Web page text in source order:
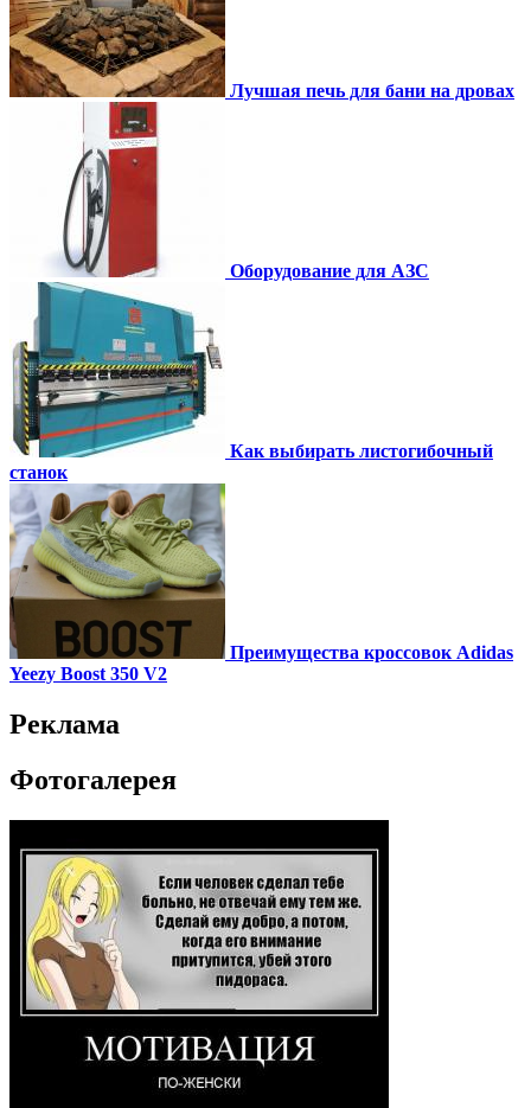
Лучшая печь для бани на дровах
Оборудование для АЗС
Как выбирать листогибочный
станок
Преимущества кроссовок Adidas
Yeezy Boost 350 V2
Реклама
Фотогалерея